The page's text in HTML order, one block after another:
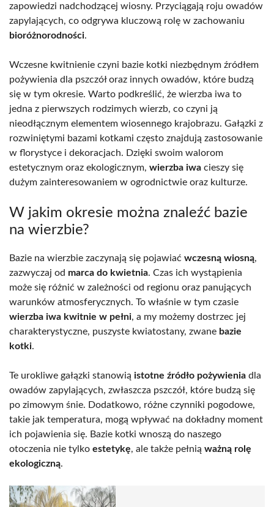
zapowiedzi nadchodzącej wiosny. Przyciągają roju owadów
zapylających, co odgrywa kluczową rolę w zachowaniu
bioróżnorodności.
Wczesne kwitnienie czyni bazie kotki niezbędnym źródłem
pożywienia dla pszczół oraz innych owadów, które budzą
się w tym okresie. Warto podkreślić, że wierzba iwa to
jedna z pierwszych rodzimych wierzb, co czyni ją
nieodłącznym elementem wiosennego krajobrazu. Gałązki z
rozwiniętymi bazami kotkami często znajdują zastosowanie
w florystyce i dekoracjach. Dzięki swoim walorom
estetycznym oraz ekologicznym, wierzba iwa cieszy się
dużym zainteresowaniem w ogrodnictwie oraz kulturze.
W jakim okresie można znaleźć bazie
na wierzbie?
Bazie na wierzbie zaczynają się pojawiać wczesną wiosną,
zazwyczaj od marca do kwietnia. Czas ich wystąpienia
może się różnić w zależności od regionu oraz panujących
warunków atmosferycznych. To właśnie w tym czasie
wierzba iwa kwitnie w pełni, a my możemy dostrzec jej
charakterystyczne, puszyste kwiatostany, zwane bazie
kotki.
Te urokliwe gałązki stanowią istotne źródło pożywienia dla
owadów zapylających, zwłaszcza pszczół, które budzą się
po zimowym śnie. Dodatkowo, różne czynniki pogodowe,
takie jak temperatura, mogą wpływać na dokładny moment
ich pojawienia się. Bazie kotki wnoszą do naszego
otoczenia nie tylko estetykę, ale także pełnią ważną rolę
ekologiczną.